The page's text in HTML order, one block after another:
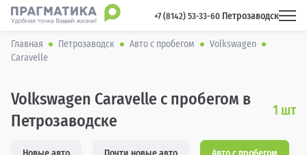
+7 (8142) 53-33-60 Петрозаводск
Главная Петрозаводск Авто с пробегом
Volkswagen
Caravelle
Volkswagen Caravelle с пробегом в
Петрозаводске
1 шт